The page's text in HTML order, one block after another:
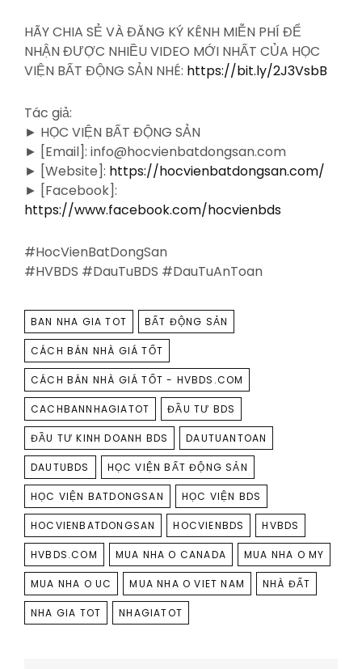
HÃY CHIA SẺ VÀ ĐĂNG KÝ KÊNH MIỄN PHÍ ĐỂ
NHẬN ĐƯỢC NHIỀU VIDEO MỚI NHẤT CỦA HỌC
VIỆN BẤT ĐỘNG SẢN NHÉ: https://bit.ly/2J3VsbB
Tác giả:
► HỌC VIỆN BẤT ĐỘNG SẢN
► [Email]: info@hocvienbatdongsan.com
► [Website]: https://hocvienbatdongsan.com/
► [Facebook]:
https://www.facebook.com/hocvienbds
#HocVienBatDongSan
#HVBDS #DauTuBDS #DauTuAnToan
TAGS
BAN NHA GIA TOT BẤT ĐỘNG SẢN
CÁCH BÁN NHÀ GIÁ TỐT
CÁCH BÁN NHÀ GIÁ TỐT - HVBDS.COM
CACHBANNHAGIATOT ĐẦU TƯ BDS
ĐẦU TƯ KINH DOANH BDS DAUTUANTOAN
DAUTUBDS HỌC VIỆN BẤT ĐỘNG SẢN
HỌC VIỆN BATDONGSAN HỌC VIỆN BDS
HOCVIENBATDONGSAN HOCVIENBDS HVBDS
HVBDS.COM MUA NHA O CANADA MUA NHA O MY
MUA NHA O UC MUA NHA O VIET NAM NHÀ ĐẤT
NHA GIA TOT NHAGIATOT